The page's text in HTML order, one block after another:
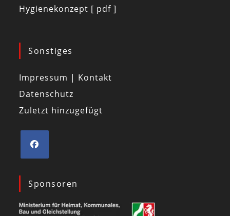
Hygienekonzept [ pdf ]
Sonstiges
Impressum | Kontakt
Datenschutz
Zuletzt hinzugefügt
Sponsoren